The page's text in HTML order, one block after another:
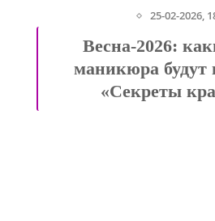
25-02-2026,
Весна-2026:
маникюра будут
«Секреты